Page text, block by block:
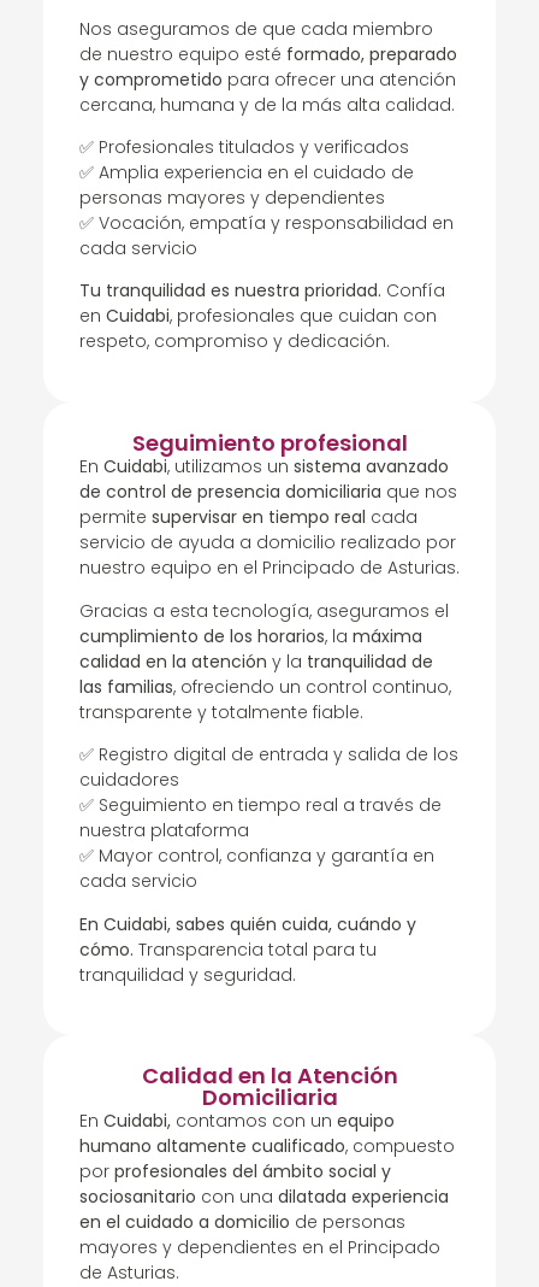
Nos aseguramos de que cada miembro
de nuestro equipo esté formado, preparado
y comprometido para ofrecer una atención
cercana, humana y de la más alta calidad.
✅ Profesionales titulados y verificados
✅ Amplia experiencia en el cuidado de
personas mayores y dependientes
✅ Vocación, empatía y responsabilidad en
cada servicio
Tu tranquilidad es nuestra prioridad. Confía
en Cuidabi, profesionales que cuidan con
respeto, compromiso y dedicación.
Seguimiento profesional
En Cuidabi, utilizamos un sistema avanzado
de control de presencia domiciliaria que nos
permite supervisar en tiempo real cada
servicio de ayuda a domicilio realizado por
nuestro equipo en el Principado de Asturias.
Gracias a esta tecnología, aseguramos el
cumplimiento de los horarios, la máxima
calidad en la atención y la tranquilidad de
las familias, ofreciendo un control continuo,
transparente y totalmente fiable.
✅ Registro digital de entrada y salida de los
cuidadores
✅ Seguimiento en tiempo real a través de
nuestra plataforma
✅ Mayor control, confianza y garantía en
cada servicio
En Cuidabi, sabes quién cuida, cuándo y
cómo. Transparencia total para tu
tranquilidad y seguridad.
Calidad en la Atención
Domiciliaria
En Cuidabi,contamos con un equipo
humano altamente cualificado, compuesto
por profesionales del ámbito social y
sociosanitario con una dilatada experiencia
en el cuidado a domicilio de personas
mayores y dependientes en el Principado
de Asturias.